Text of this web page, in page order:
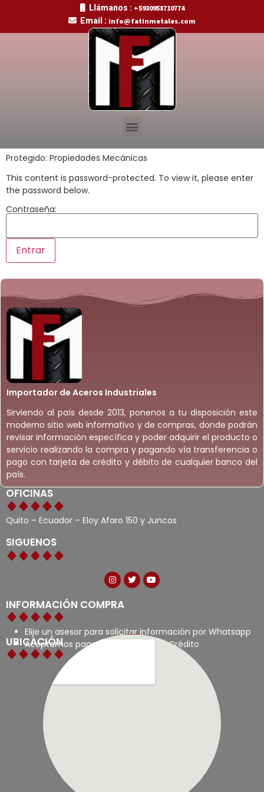
Llámanos : +5930958710774
Email : info@fatinmetales.com
Protegido: Propiedades Mecánicas
This content is password-protected. To view it, please enter
the password below.
Contraseña:
Importador de Aceros Industriales
Sirviendo al país desde 2013, ponenos a tu disposición este
moderno sitio web informativo y de compras, donde podrán
revisar información específica y poder adquirir el producto o
servicio realizando la compra y pagando vía transferencia o
pago con tarjeta de crédito y débito de cualquier banco del
país.
OFICINAS
Quito – Ecuador – Eloy Afaro 150 y Juncos
SIGUENOS
INFORMACIÓN COMPRA
Elije un asesor para solicitar información por Whatsapp
Aceptamos pagos con tarjetas de Crédito
UBICACIÓN